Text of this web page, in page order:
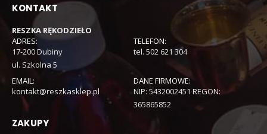
KONTAKT
RESZKA RĘKODZIEŁO
ADRES:
17-200 Dubiny
ul. Szkolna 5
TELEFON:
tel. 502 621 304
EMAIL:
kontakt@reszkasklep.pl
DANE FIRMOWE:
NIP: 5432002451 REGON:
365865852
ZAKUPY